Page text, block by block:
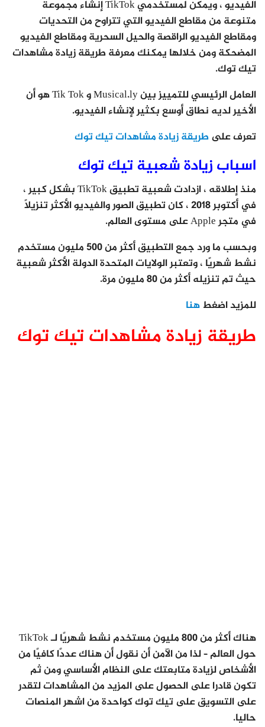
الفيديو ، ويمكن لمستخدمي TikTok إنشاء مجموعة
متنوعة من مقاطع الفيديو التي تتراوح من التحديات
ومقاطع الفيديو الراقصة والحيل السحرية ومقاطع الفيديو
المضحكة ومن خلالها يمكنك معرفة طريقة زيادة مشاهدات
تيك توك.
العامل الرئيسي للتمييز بين Musical.ly و Tik Tok هو أن
الأخير لديه نطاق أوسع بكثير لإنشاء الفيديو.
تعرف علىطريقة زيادة مشاهدات تيك توك
اسباب زيادة شعبية تيك توك
منذ إطلاقه ، ازدادت شعبية تطبيق TikTok بشكل كبير ،
في أكتوبر 2018 ، كان تطبيق الصور والفيديو الأكثر تنزيلًا
في متجر Apple على مستوى العالم.
وبحسب ما ورد جمع التطبيق أكثر من 500 مليون مستخدم
نشط شهريًا ، وتعتبر الولايات المتحدة الدولة الأكثر شعبية
حيث تم تنزيله أكثر من 80 مليون مرة.
للمزيد اضغط هنا
طريقة زيادة مشاهدات تيك توك
هناك أكثر من 800 مليون مستخدم نشط شهريًا لـ TikTok
حول العالم – لذا من الآمن أن نقول أن هناك عددًا كافيًا من
الأشخاص لزيادة متابعتك على النظام الأساسي ومن ثم
تكون قادرا على الحصول على المزيد من المشاهدات لتقدر
على التسويق على تيك توك كواحدة من اشهر المنصات
حاليا.